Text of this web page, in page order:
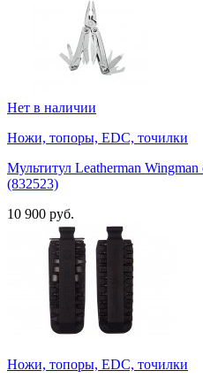
Нет в наличии
Ножи, топоры, EDC, точилки
Мультитул Leatherman
(832523)
10 900 руб.
Ножи, топоры, EDC, точилки